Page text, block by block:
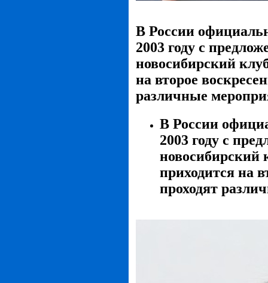
В России
2003 году с
новосибирский
на второе
различные
В России
2003 году с
новосибирский
приходится на
проходят